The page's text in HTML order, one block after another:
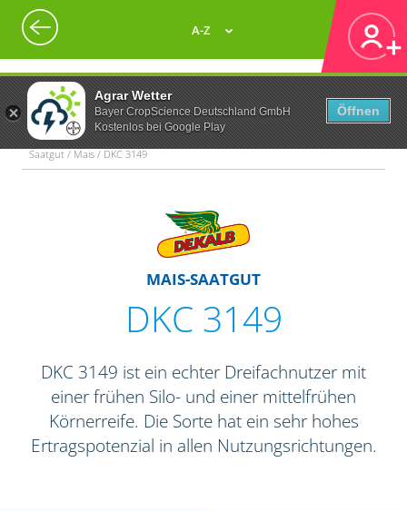
Agrar Wetter
Bayer CropScience Deutschland GmbH
Kostenlos bei Google Play
Öffnen
A-Z
Saatgut / Mais / DKC 3149
MAIS-SAATGUT
DKC 3149
DKC 3149 ist ein echter Dreifachnutzer mit
einer frühen Silo- und einer mittelfrühen
Körnerreife. Die Sorte hat ein sehr hohes
Ertragspotenzial in allen Nutzungsrichtungen.